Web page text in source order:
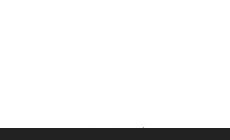
سامانه مدیریت نشریات علمی.طراحی و پیاده سازی از